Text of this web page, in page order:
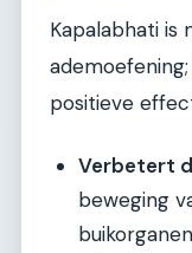
Kapalabhati is
positieve
Verbetert
beweging